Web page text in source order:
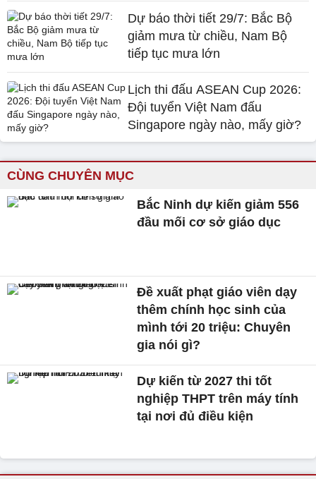
Dự báo thời tiết 29/7: Bắc Bộ
giảm mưa từ chiều, Nam Bộ
tiếp tục mưa lớn
Lịch thi đấu ASEAN Cup 2026:
Đội tuyển Việt Nam đấu
Singapore ngày nào, mấy giờ?
CÙNG CHUYÊN MỤC
Bắc Ninh dự kiến giảm 556
đầu mối cơ sở giáo dục
Đề xuất phạt giáo viên dạy
thêm chính học sinh của
mình tới 20 triệu: Chuyên
gia nói gì?
Dự kiến từ 2027 thi tốt
nghiệp THPT trên máy tính
tại nơi đủ điều kiện